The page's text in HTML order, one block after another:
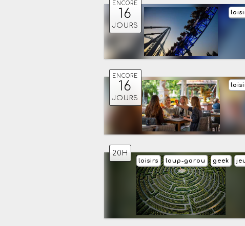
ENCORE
16
JOURS
ENCORE
16
JOURS
20H
geek
loup-garou
loisirs